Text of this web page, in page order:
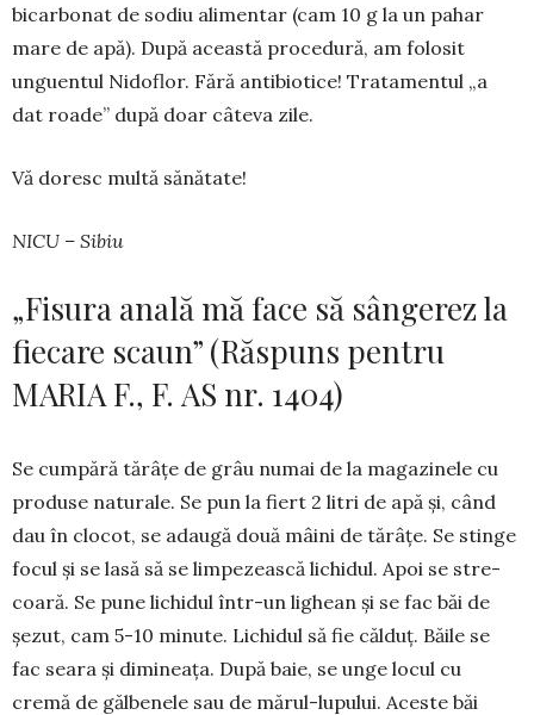
bicarbonat de sodiu ali­mentar (cam 10 g la un pahar
mare de apă). După această procedură, am folosit
unguentul Nidoflor. Fără antibiotice! Trata­mentul „a
dat roade” după doar câteva zile.
Vă doresc multă sănătate!
NICU – Sibiu
„Fisura anală mă face să sângerez la
fiecare scaun” (Răspuns pentru
MARIA F., F. AS nr. 1404)
Se cumpără tărâțe de grâu nu­mai de la magazinele cu
produse naturale. Se pun la fiert 2 litri de apă și, când
dau în clocot, se adaugă două mâini de tărâțe. Se stin­ge
fo­cul și se lasă să se limpe­zească lichidul. Apoi se stre­
coară. Se pune lichi­dul într-un lighean și se fac băi de
șezut, cam 5-10 mi­nute. Lichidul să fie călduț. Băile se
fac seara și dimi­neața. După baie, se unge locul cu
cremă de gălbenele sau de mărul-lupului. Aceste băi